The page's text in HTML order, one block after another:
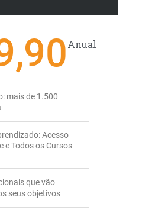
Anual
mais de 1.500
Acesso
e Todos os Cursos
que vão
seus objetivos